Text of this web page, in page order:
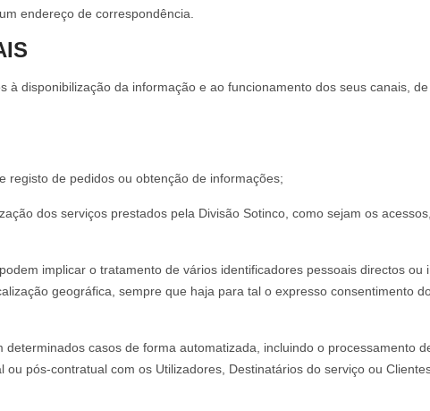
endereço de correspondência.
disponibilização da informação e ao funcionamento dos seus canais,
registo de pedidos ou obtenção de informações;
dos serviços prestados pela Divisão Sotinco, como sejam os
implicar o tratamento de vários identificadores pessoais directos ou
geográfica, sempre que haja para tal o expresso consentimento
casos de forma automatizada, incluindo o processamento
pós-contratual com os Utilizadores, Destinatários do serviço ou